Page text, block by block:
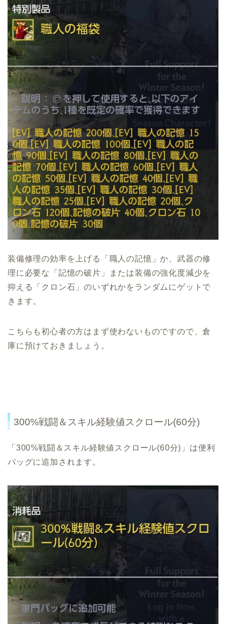
装備修理の効率を上げる「職人の記憶」か、武器の修
理に必要な「記憶の破片」または装備の強化度減少を
抑える「クロン石」のいずれかをランダムにゲットで
きます。
こちらも初心者の方はまず使わないものですので、倉
庫に預けておきましょう。
300%戦闘＆スキル経験値スクロール(60分)
「300%戦闘＆スキル経験値スクロール(60分)」は便利
バッグに追加されます。